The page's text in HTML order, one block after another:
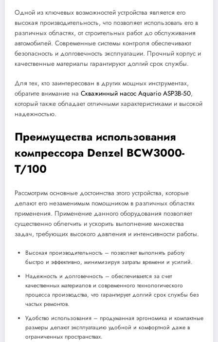
Одной из ключевых возможностей устройства является его
высокая производительность, что позволяет использовать его в
различных областях, от строительных работ до обслуживания
автомобилей. Современные системы контроля обеспечивают
безопасность и долговечность эксплуатации. Прочный корпус и
качественные материалы гарантируют долгий срок службы.
Для тех, кто заинтересован в других мощных инструментах,
обратите внимание на Скважинный насос Aquario ASP3B-50,
который также обладает отличными характеристиками и высокой
надежностью.
Преимущества использования
компрессора Denzel BCW3000-
T/100
Рассмотрим основные достоинства этого устройства, которые
делают его незаменимым помощником в различных областях
применения. Применение данного оборудования позволяет
существенно облегчить и ускорить выполнение множества
задач, требующих высокого давления и интенсивности работы.
Высокая производительность – позволяет выполнять работу
быстро и эффективно, минимизируя затраты времени и усилий.
Надежность и долговечность – обеспечивается за счет
качественных материалов и современного технологического
процесса производства, что гарантирует долгий срок службы без
частых ремонтов.
Удобство использования – продуманная эргономика и компактные
размеры делают эксплуатацию удобной и комфортной даже в
ограниченных пространствах.